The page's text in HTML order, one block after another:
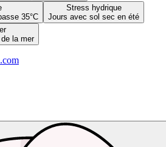
35°C
Stress hydrique
Jours avec sol sec en été
la mer